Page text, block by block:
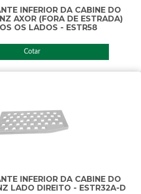
INFERIOR DA CABINE DO
AXOR (FORA DE ESTRADA)
OS LADOS - ESTR58
Cotar
INFERIOR DA CABINE DO
LADO DIREITO - ESTR32A-D